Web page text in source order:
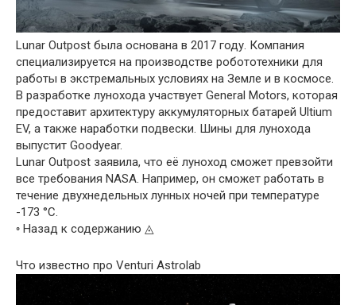
Lunar Outpost была основана в 2017 году. Компания
специализируется на производстве робототехники для
работы в экстремальных условиях на Земле и в космосе.
В разработке лунохода участвует General Motors, которая
предоставит архитектуру аккумуляторных батарей Ultium
EV, а также наработки подвески. Шины для лунохода
выпустит Goodyear.
Lunar Outpost заявила, что её луноход сможет превзойти
все требования NASA. Например, он сможет работать в
течение двухнедельных лунных ночей при температуре
-173 °C.
◦ Назад к содержанию ◬
Что известно про Venturi Astrolab